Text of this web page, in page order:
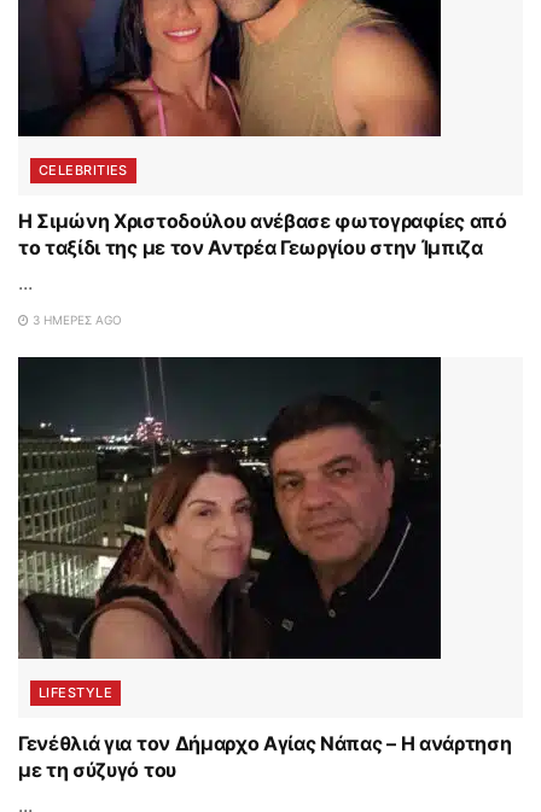
CELEBRITIES
Η Σιμώνη Χριστοδούλου ανέβασε φωτογραφίες από
το ταξίδι της με τον Αντρέα Γεωργίου στην Ίμπιζα
...
3 ΗΜΈΡΕΣ AGO
LIFESTYLE
Γενέθλιά για τον Δήμαρχο Αγίας Νάπας – Η ανάρτηση
με τη σύζυγό του
...